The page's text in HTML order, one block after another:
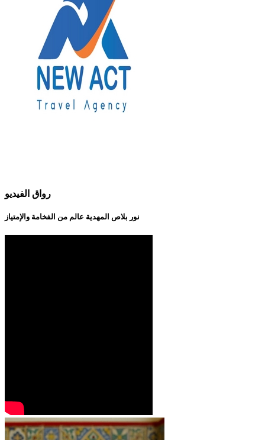
رواق الفيديو
نور بلاص المهدية عالم من الفخامة والإمتياز